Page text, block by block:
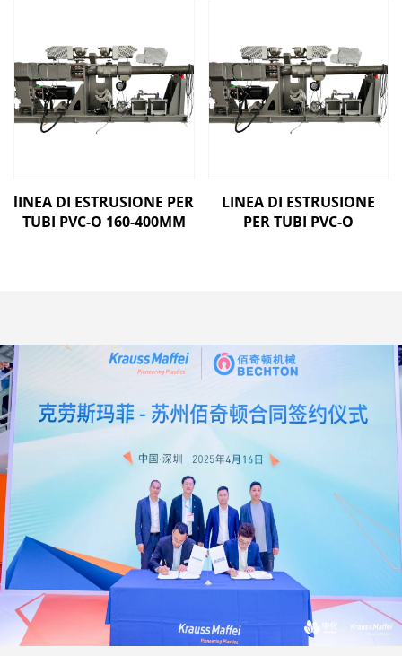
lINEA DI ESTRUSIONE PER
TUBI PVC-O 160-400MM
LINEA DI ESTRUSIONE
PER TUBI PVC-O